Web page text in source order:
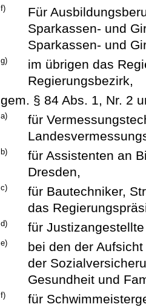
f)
Für
Sparkassen- und
Sparkassen- und
g)
im übrigen das
Regierungsbezirk,
gem. § 84 Abs. 1, Nr. 2
a)
für
b)
für Assistenten an
Dresden,
c)
für Bautechniker,
das
d) für
e)
bei den der
der
Gesundheit und
f)
für